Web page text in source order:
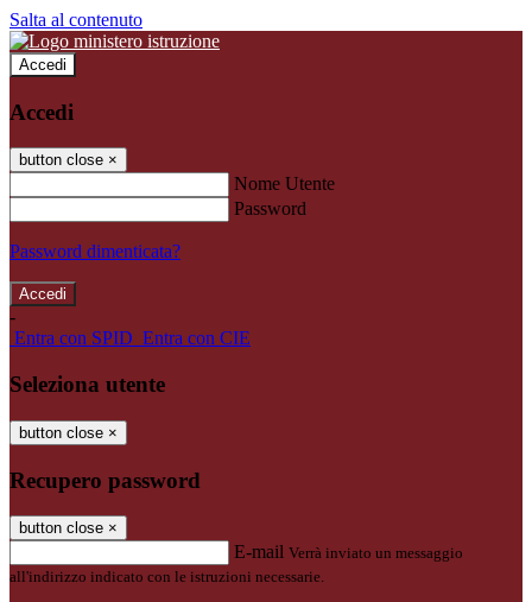
Salta al contenuto
Accedi
Accedi
button close ×
Nome Utente
Password
Password dimenticata?
-
Entra con SPID Entra con CIE
Seleziona utente
button close ×
Recupero password
button close ×
E-mail Verrà inviato un messaggio
all'indirizzo indicato con le istruzioni necessarie.